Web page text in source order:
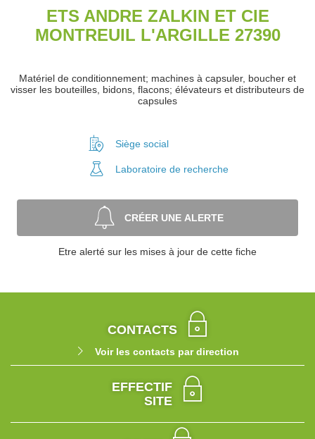
ETS ANDRE ZALKIN ET CIE
MONTREUIL L'ARGILLE 27390
Matériel de conditionnement; machines à capsuler, boucher et
visser les bouteilles, bidons, flacons; élévateurs et distributeurs de
capsules
Siège social
Laboratoire de recherche
CRÉER UNE ALERTE
Etre alerté sur les mises à jour de cette fiche
CONTACTS
Voir les contacts par direction
EFFECTIF
SITE